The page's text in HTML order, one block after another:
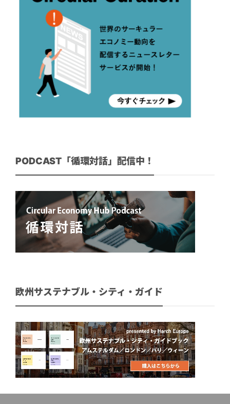
PODCAST「循環対話」配信中！
欧州サステナブル・シティ・ガイド